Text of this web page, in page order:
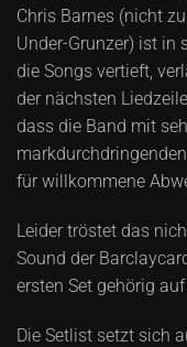
Chris Barnes (nicht
Under-Grunzer) ist in
die Songs vertieft,
der nächsten
dass die Band mit
für willkommene
Leider tröstet das
Sound der
ersten Set gehörig
Die Setlist setzt sich